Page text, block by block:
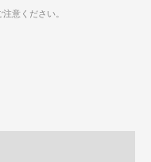
意ください。